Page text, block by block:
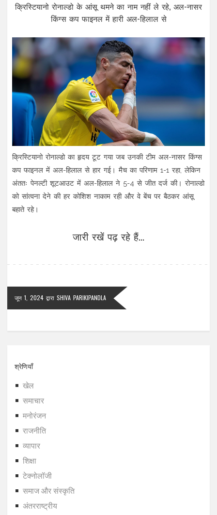
क्रिस्टियानो रोनाल्डो के आंसू थमने का नाम नहीं ले रहे, अल-नासर
किंग्स कप फाइनल में हारी अल-हिलाल से
क्रिस्टियानो रोनाल्डो का हृदय टूट गया जब उनकी टीम अल-नासर किंग्स
कप फाइनल में अल-हिलाल से हार गई। मैच का परिणाम 1-1 रहा, लेकिन
अंततः पेनल्टी शूटआउट में अल-हिलाल ने 5-4 से जीत दर्ज की। रोनाल्डो
को सांत्वना देने की हर कोशिश नाकाम रही और वे बेंच पर बैठकर आंसू
बहाते रहे।
जारी रखें पढ़ रहे हैं...
जून 1, 2024 द्वारा SHIVA PARIKIPANDLA
श्रेणियाँ
खेल
समाचार
मनोरंजन
राजनीति
व्यापार
शिक्षा
टेक्नोलॉजी
समाज और संस्कृति
अंतरराष्ट्रीय